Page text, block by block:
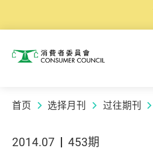
消费者委员会
首页 选择月刊 过往期刊
2014.07 453期